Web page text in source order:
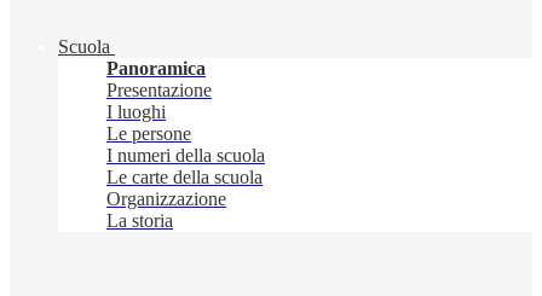
Scuola
Panoramica
Presentazione
I luoghi
Le persone
I numeri della scuola
Le carte della scuola
Organizzazione
La storia